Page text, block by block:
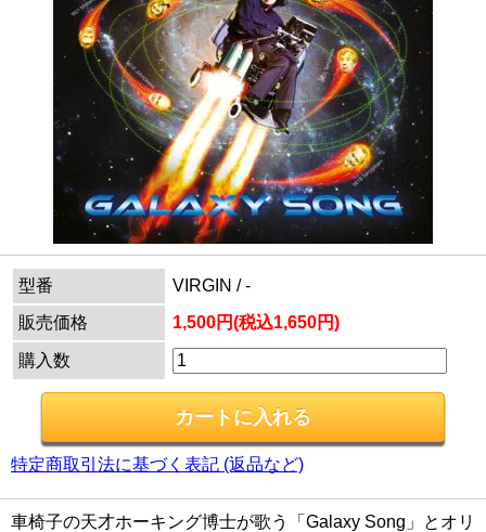
型番
VIRGIN / -
販売価格
1,500円(税込1,650円)
購入数
特定商取引法に基づく表記 (返品など)
車椅子の天才ホーキング博士が歌う「Galaxy Song」とオリ